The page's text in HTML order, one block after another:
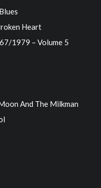
Heart
1979 – Volume 5
And The Milkman